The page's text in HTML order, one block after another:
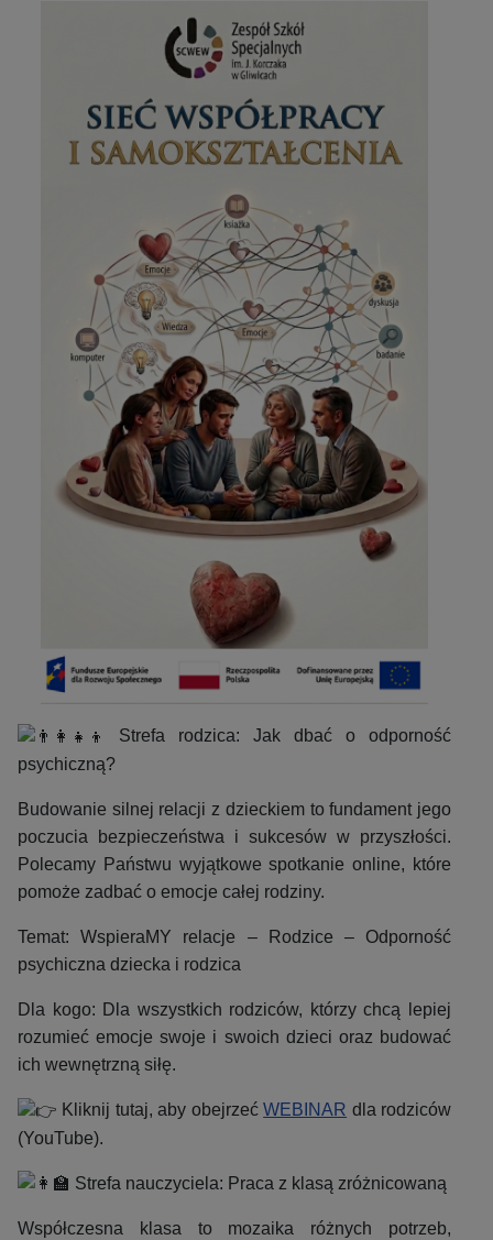
Strefa rodzica: Jak dbać o odporność
psychiczną?
Budowanie silnej relacji z dzieckiem to fundament jego
poczucia bezpieczeństwa i sukcesów w przyszłości.
Polecamy Państwu wyjątkowe spotkanie online, które
pomoże zadbać o emocje całej rodziny.
Temat: WspieraMY relacje – Rodzice – Odporność
psychiczna dziecka i rodzica
Dla kogo: Dla wszystkich rodziców, którzy chcą lepiej
rozumieć emocje swoje i swoich dzieci oraz budować
ich wewnętrzną siłę.
Kliknij tutaj, aby obejrzećWEBINAR dla rodziców
(YouTube).
Strefa nauczyciela: Praca z klasą zróżnicowaną
Współczesna klasa to mozaika różnych potrzeb,